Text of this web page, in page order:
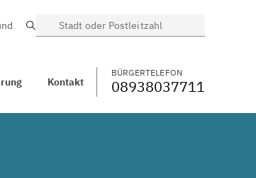
WECHSELN
Suche
Kontakt
BÜRGERTELEFON
08938037711